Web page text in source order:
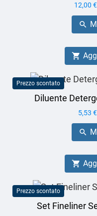
Prezzo
12,00 €


Prezzo scontato
Diluente
Prezzo
5,53 €


Prezzo scontato
Set Fineliner